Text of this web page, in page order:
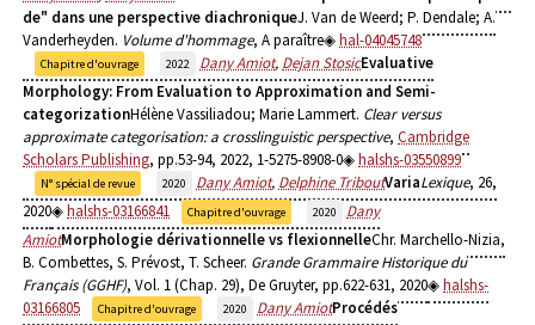
de" dans une perspective diachroniqueJ. Van de Weerd; P. Dendale; A.
Vanderheyden. Volume d'hommage, A paraître hal-04045748
Chapitre d'ouvrage 2022 Dany Amiot, Dejan StosicEvaluative
Morphology: From Evaluation to Approximation and Semi-
categorizationHélène Vassiliadou; Marie Lammert. Clear versus
approximate categorisation: a crosslinguistic perspective, Cambridge
Scholars Publishing, pp.53-94, 2022, 1-5275-8908-0 halshs-03550899
N° spécial de revue 2020 Dany Amiot, Delphine TriboutVariaLexique, 26,
2020
halshs-03166841 Chapitre d'ouvrage 2020
Dany
AmiotMorphologie dérivationnelle vs flexionnelleChr. Marchello-Nizia,
B. Combettes, S. Prévost, T. Scheer. Grande Grammaire Historique du
Français (GGHF), Vol. 1 (Chap. 29), De Gruyter, pp.622-631, 2020
halshs-
03166805
Chapitre d'ouvrage 2020 Dany AmiotProcédés